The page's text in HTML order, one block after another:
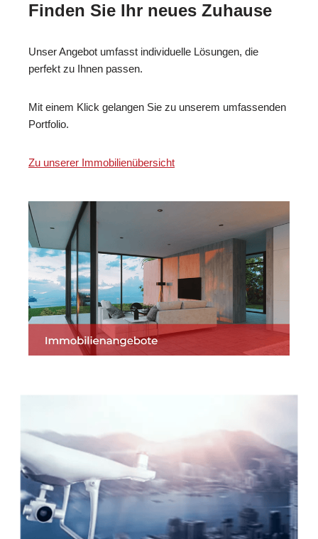
Finden Sie Ihr neues Zuhause
Unser Angebot umfasst individuelle Lösungen, die
perfekt zu Ihnen passen.
Mit einem Klick gelangen Sie zu unserem umfassenden
Portfolio.
Zu unserer Immobilienübersicht